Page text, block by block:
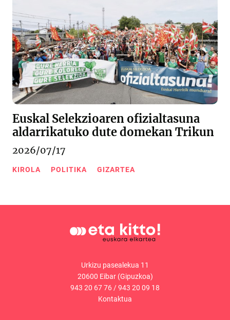
Euskal Selekzioaren ofizialtasuna
aldarrikatuko dute domekan Trikun
2026/07/17
KIROLA POLITIKA GIZARTEA
Urkizu pasealekua 11
20600 Eibar (Gipuzkoa)
943 20 67 76/943 20 09 18
Kontaktua